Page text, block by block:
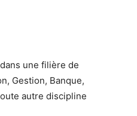
une filière de
Gestion, Banque,
autre discipline